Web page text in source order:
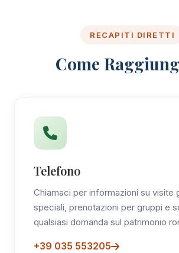
RECAPITI DIRETTI
Come
Telefono
Chiamaci per informazioni su visite
speciali, prenotazioni per gruppi e
qualsiasi domanda sul patrimonio
+39 035 553205